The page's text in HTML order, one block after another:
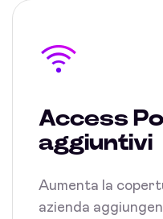
Access
aggiuntivi
Aumenta la
azienda